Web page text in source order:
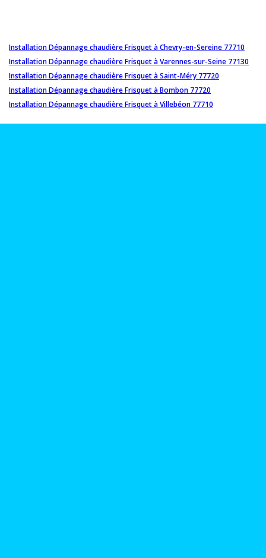
Installation Dépannage chaudière Frisquet à Chevry-en-Sereine 77710
Installation Dépannage chaudière Frisquet à Varennes-sur-Seine 77130
Installation Dépannage chaudière Frisquet à Saint-Méry 77720
Installation Dépannage chaudière Frisquet à Bombon 77720
Installation Dépannage chaudière Frisquet à Villebéon 77710